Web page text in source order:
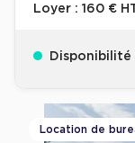
Loyer : 160 €
Disponibilité
Location de